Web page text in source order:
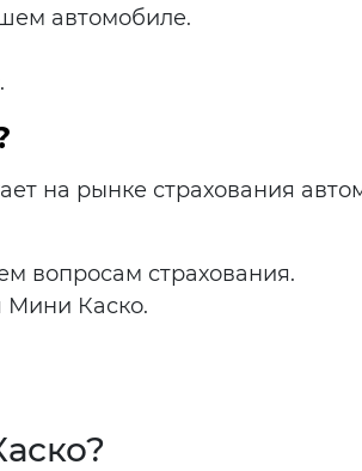
автомобиле.
на рынке страхования
вопросам страхования.
Мини Каско.